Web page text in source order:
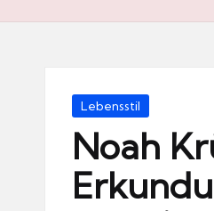
Posted
Lebensstil
Noah